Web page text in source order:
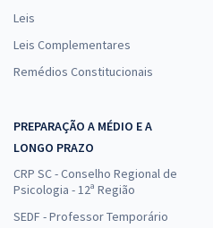
Leis
Leis Complementares
Remédios Constitucionais
PREPARAÇÃO A MÉDIO E A
LONGO PRAZO
CRP SC - Conselho Regional de
Psicologia - 12ª Região
SEDF - Professor Temporário